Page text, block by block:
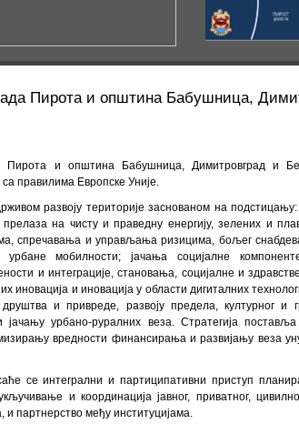
Пирота и општина Бабушница,
Пирота и општина Бабушница, Димитровград и
правилима Европске Уније.
развоју територије заснованом на
на чисту и праведну енергију, зелених и
спречавања и управљања ризицима, бољег
мобилности; јачања социјалне
и интеграције, становања, социјалне и
иновација и иновација у области дигиталних
и привреде, развоју предела, културног и
урбано-руралних веза. Стратегија
вредности финансирања и развијању веза
се интегрални и партиципативни приступ
и координација јавног, приватног,
и партнерство међу институцијама.